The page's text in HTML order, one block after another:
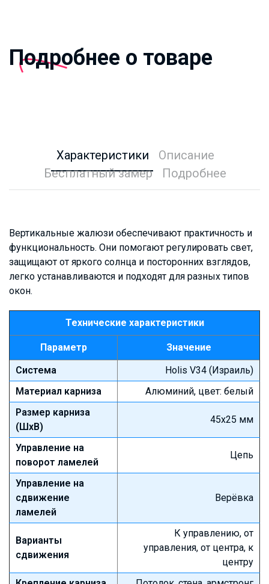
Подробнее о товаре
Характеристики
Описание
Бесплатный замер
Подробнее
Вертикальные жалюзи обеспечивают практичность и
функциональность. Они помогают регулировать свет,
защищают от яркого солнца и посторонних взглядов,
легко устанавливаются и подходят для разных типов
окон.
Технические характеристики
Параметр
Значение
Система
Holis V34 (Израиль)
Материал карниза
Алюминий, цвет: белый
Размер карниза
(ШхВ)
45х25 мм
Управление на
поворот ламелей
Цепь
Управление на
сдвижение
ламелей
Верёвка
Варианты
сдвижения
К управлению, от
управления, от центра, к
центру